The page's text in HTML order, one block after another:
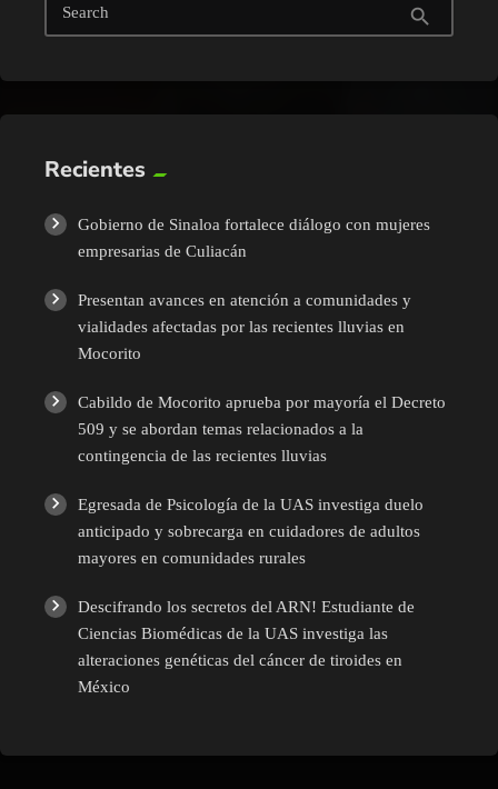
Search search
Recientes
Gobierno de Sinaloa fortalece diálogo con mujeres
empresarias de Culiacán
Presentan avances en atención a comunidades y
vialidades afectadas por las recientes lluvias en
Mocorito
Cabildo de Mocorito aprueba por mayoría el Decreto
509 y se abordan temas relacionados a la
contingencia de las recientes lluvias
Egresada de Psicología de la UAS investiga duelo
anticipado y sobrecarga en cuidadores de adultos
mayores en comunidades rurales
Descifrando los secretos del ARN! Estudiante de
Ciencias Biomédicas de la UAS investiga las
alteraciones genéticas del cáncer de tiroides en
México